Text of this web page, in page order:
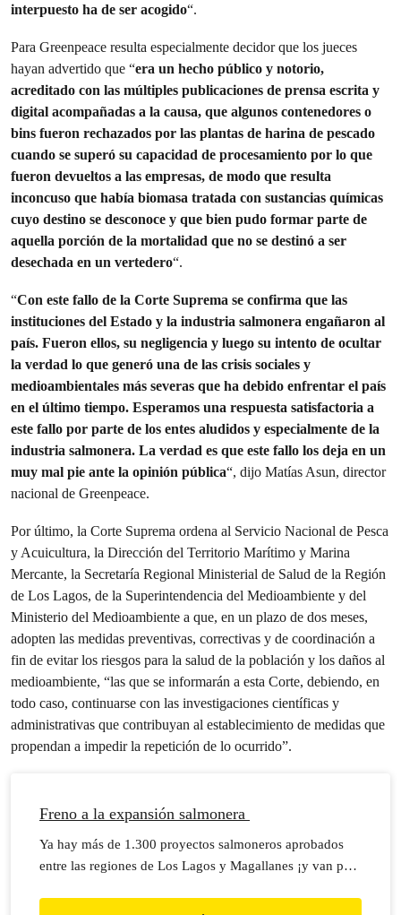
interpuesto ha de ser acogido“.
Para Greenpeace resulta especialmente decidor que los jueces
hayan advertido que “era un hecho público y notorio,
acreditado con las múltiples publicaciones de prensa escrita y
digital acompañadas a la causa, que algunos contenedores o
bins fueron rechazados por las plantas de harina de pescado
cuando se superó su capacidad de procesamiento por lo que
fueron devueltos a las empresas, de modo que resulta
inconcuso que había biomasa tratada con sustancias químicas
cuyo destino se desconoce y que bien pudo formar parte de
aquella porción de la mortalidad que no se destinó a ser
desechada en un vertedero“.
“Con este fallo de la Corte Suprema se confirma que las
instituciones del Estado y la industria salmonera engañaron al
país. Fueron ellos, su negligencia y luego su intento de ocultar
la verdad lo que generó una de las crisis sociales y
medioambientales más severas que ha debido enfrentar el país
en el último tiempo. Esperamos una respuesta satisfactoria a
este fallo por parte de los entes aludidos y especialmente de la
industria salmonera. La verdad es que este fallo los deja en un
muy mal pie ante la opinión pública“, dijo Matías Asun, director
nacional de Greenpeace.
Por último, la Corte Suprema ordena al Servicio Nacional de Pesca
y Acuicultura, la Dirección del Territorio Marítimo y Marina
Mercante, la Secretaría Regional Ministerial de Salud de la Región
de Los Lagos, de la Superintendencia del Medioambiente y del
Ministerio del Medioambiente a que, en un plazo de dos meses,
adopten las medidas preventivas, correctivas y de coordinación a
fin de evitar los riesgos para la salud de la población y los daños al
medioambiente, “las que se informarán a esta Corte, debiendo, en
todo caso, continuarse con las investigaciones científicas y
administrativas que contribuyan al establecimiento de medidas que
propendan a impedir la repetición de lo ocurrido”.
Freno a la expansión salmonera
Ya hay más de 1.300 proyectos salmoneros aprobados
entre las regiones de Los Lagos y Magallanes ¡y van por